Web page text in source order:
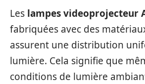
Les lampes videoprojecteur
fabriquées avec des
assurent une distribution
lumière. Cela signifie que
conditions de lumière